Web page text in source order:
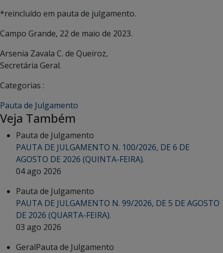
*reincluído em pauta de julgamento.
Campo Grande, 22 de maio de 2023.
Arsenia Zavala C. de Queiroz,
Secretária Geral.
Categorias :
Pauta de Julgamento
Veja Também
Pauta de Julgamento
PAUTA DE JULGAMENTO N. 100/2026, DE 6 DE
AGOSTO DE 2026 (QUINTA-FEIRA).
04 ago 2026
Pauta de Julgamento
PAUTA DE JULGAMENTO N. 99/2026, DE 5 DE AGOSTO
DE 2026 (QUARTA-FEIRA).
03 ago 2026
GeralPauta de Julgamento